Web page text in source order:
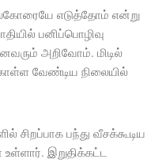
எடுத்தோம் என்று
பனிப்பொழிவு
அறிவோம். மிடில்
வேண்டிய நிலையில்
சிறப்பாக பந்து வீசக்கூடிய
உள்ளார். இறுதிக்கட்ட